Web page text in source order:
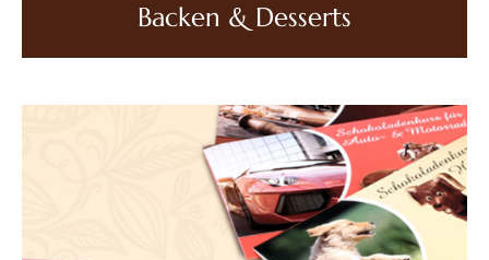
Backen & Desserts